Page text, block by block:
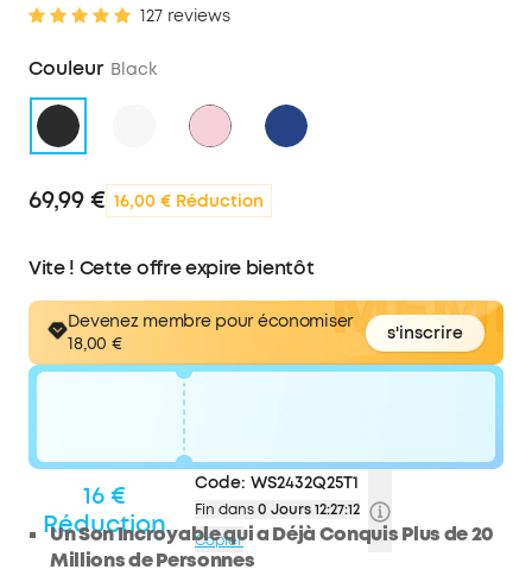
127 reviews
Couleur Black
69,99 € 16,00 € Réduction
Vite ! Cette offre expire bientôt
Devenez membre pouréconomiser
18,00 €
s'inscrire
16 €
Réduction
Code: WS2432Q25T1
Fin dans0 Jours 12:27:12
Copier
Un Son Incroyable qui a Déjà Conquis Plus de 20
Millions de Personnes